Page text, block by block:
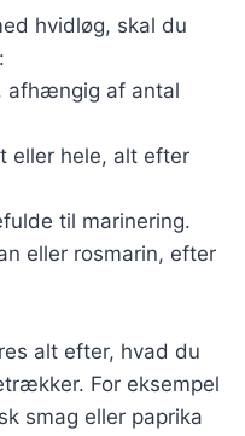
hvidløg, skal du
afhængig af antal
eller hele, alt efter
til marinering.
eller rosmarin, efter
alt efter, hvad du
For eksempel
smag eller paprika